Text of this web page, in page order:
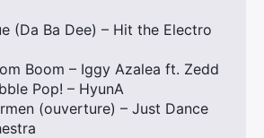
(Da Ba Dee) – Hit the Electro
Boom – Iggy Azalea ft. Zedd
Pop! – HyunA
(ouverture) – Just Dance